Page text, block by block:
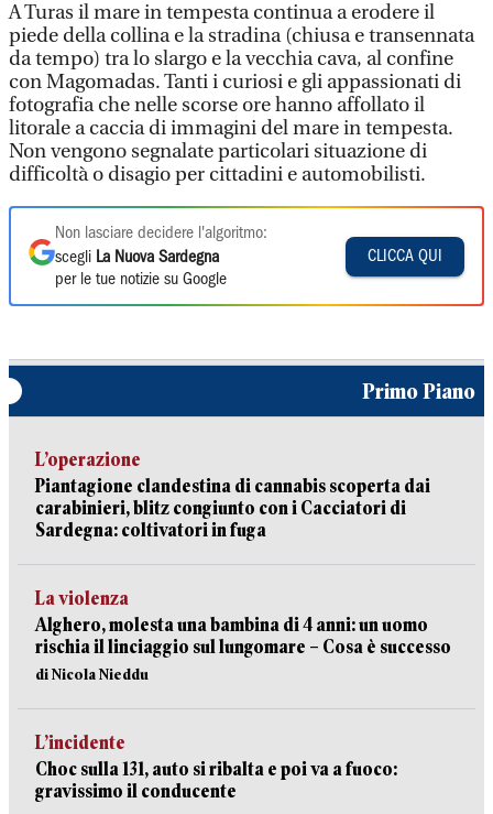
A Turas il mare in tempesta continua a erodere il
piede della collina e la stradina (chiusa e transennata
da tempo) tra lo slargo e la vecchia cava, al confine
con Magomadas. Tanti i curiosi e gli appassionati di
fotografia che nelle scorse ore hanno affollato il
litorale a caccia di immagini del mare in tempesta.
Non vengono segnalate particolari situazione di
difficoltà o disagio per cittadini e automobilisti.
Non lasciare decidere l'algoritmo:
scegli La Nuova Sardegna
per le tue notizie su Google
CLICCA QUI
Primo Piano
L’operazione
Piantagione clandestina di cannabis scoperta dai
carabinieri, blitz congiunto con i Cacciatori di
Sardegna: coltivatori in fuga
La violenza
Alghero, molesta una bambina di 4 anni: un uomo
rischia il linciaggio sul lungomare – Cosa è successo
di Nicola Nieddu
L’incidente
Choc sulla 131, auto si ribalta e poi va a fuoco:
gravissimo il conducente